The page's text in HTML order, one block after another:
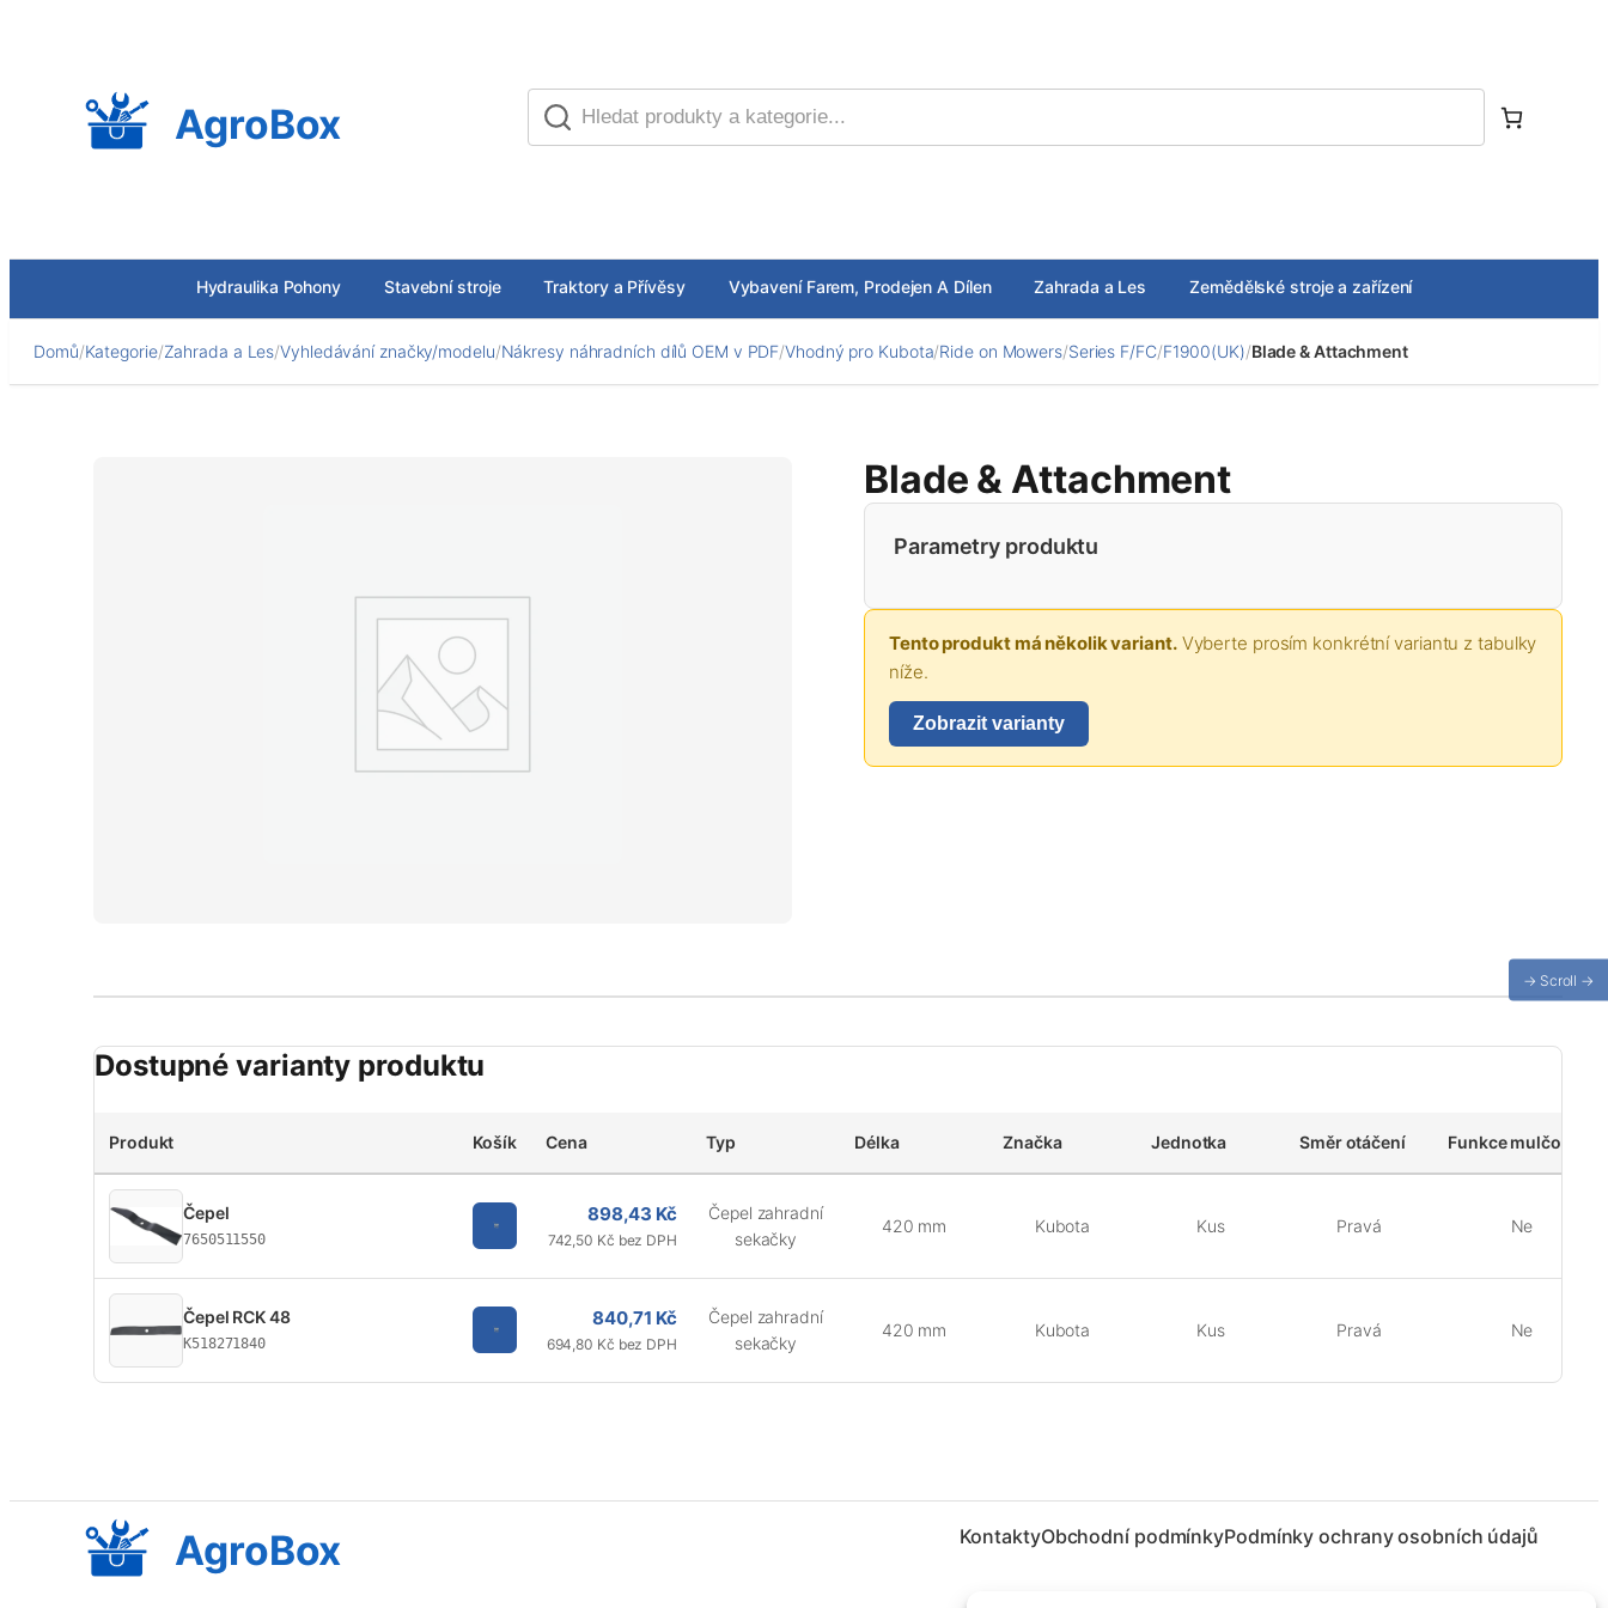
AgroBox
Hydraulika Pohony Stavební stroje Traktory a Přívěsy Vybavení Farem, Prodejen A Dílen Zahrada a Les Zemědělské stroje a zařízení
Domů/Kategorie/Zahrada a Les/Vyhledávání značky/modelu/Nákresy náhradních dílů OEM v PDF/Vhodný pro Kubota/Ride on Mowers/Series F/FC/F1900(UK)/Blade & Attachment
Blade & Attachment
Parametry produktu
Tento produkt má několik variant.Vyberte prosím konkrétní variantu z tabulky
níže.
Zobrazit varianty
Dostupné varianty produktu
Produkt Košík Cena Typ Délka Značka Jednotka Směr otáčení Funkce mulčování
Čepel
7650511550
898,43 Kč
742,50 Kč bez DPH
Čepel zahradní
sekačky
420 mm Kubota Kus Pravá Ne
Čepel RCK 48
K518271840
840,71 Kč
694,80 Kč bez DPH
Čepel zahradní
sekačky
420 mm Kubota Kus Pravá Ne
→ Scroll →
AgroBox KontaktyObchodní podmínkyPodmínky ochrany osobních údajů